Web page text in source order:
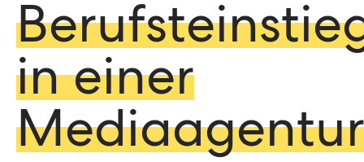
Mainz
München
Zürich
in einer
Mediaagentur